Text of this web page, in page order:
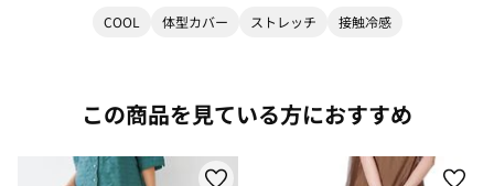
COOL 体型カバー ストレッチ 接触冷感
この商品を見ている方におすすめ